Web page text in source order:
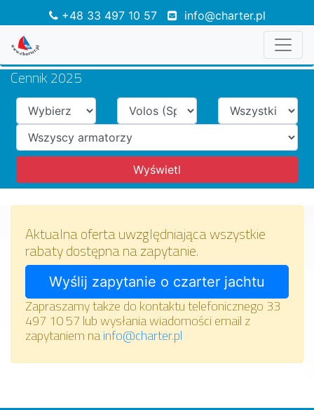
+48 33 497 10 57 info@charter.pl
Cennik 2025
Aktualna oferta uwzględniająca wszystkie
rabaty dostępna na zapytanie.
Zapraszamy także do kontaktu telefonicznego 33
497 10 57 lub wysłania wiadomości email z
zapytaniem nainfo@charter.pl